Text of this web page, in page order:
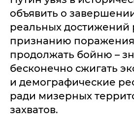
объявить о
реальных достижений
признанию
продолжать бойню –
бесконечно сжигать
и демографические
ради мизерных
захватов.